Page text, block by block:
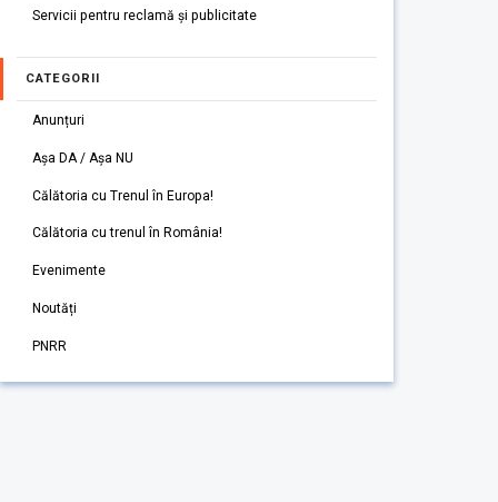
Servicii pentru reclamă și publicitate
CATEGORII
Anunțuri
Așa DA / Așa NU
Călătoria cu Trenul în Europa!
Călătoria cu trenul în România!
Evenimente
Noutăți
PNRR